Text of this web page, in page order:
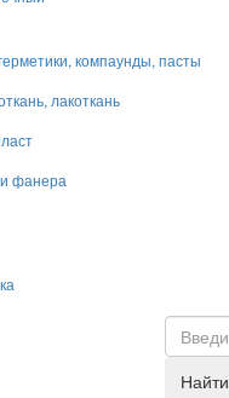
компаунды, пасты
лакоткань
фанера
Найти